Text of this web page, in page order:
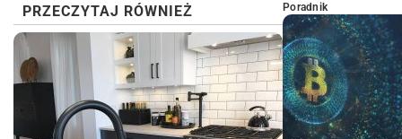
PRZECZYTAJ RÓWNIEŻ
Poradnik